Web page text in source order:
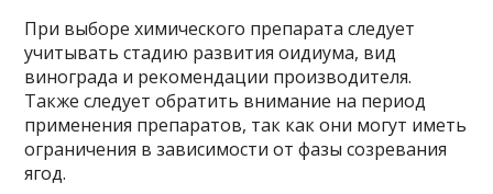
При выборе химического препарата следует
учитывать стадию развития оидиума, вид
винограда и рекомендации производителя.
Также следует обратить внимание на период
применения препаратов, так как они могут иметь
ограничения в зависимости от фазы созревания
ягод.